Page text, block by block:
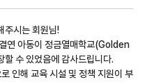
주시는 회원님!
연 아동이 정금열매학교(Golden
수 있었음에 감사드립니다.
인해 교육 시설 및 정책 지원이 부